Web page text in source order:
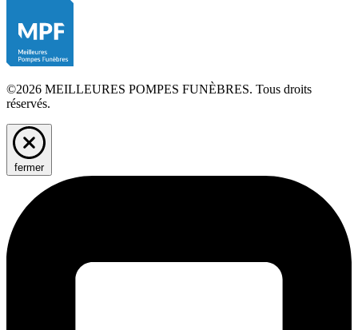
©2026 MEILLEURES POMPES FUNÈBRES. Tous droits
réservés.
fermer